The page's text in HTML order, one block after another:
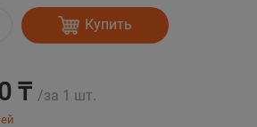
Купить
₸ /за 1 шт.